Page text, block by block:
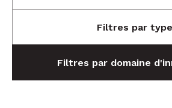
Filtres par type
Filtres par domaine